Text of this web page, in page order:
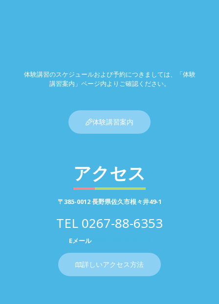
体験講習のスケジュールおよび予約につきましては、「体験
講習案内」ページ内よりご確認ください。
体験講習案内
アクセス
〒385-0012 長野県佐久市根々井49-1
TEL 0267-88-6353
Eメール
詳しいアクセス方法